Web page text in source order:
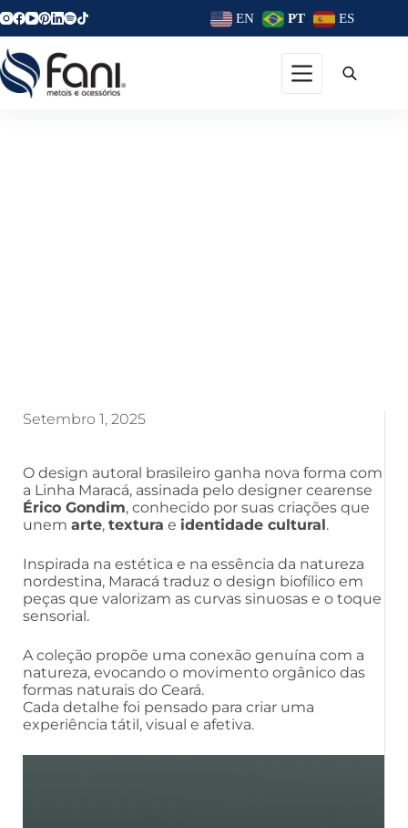
EN PT ES
Setembro 1, 2025
O design autoral brasileiro ganha nova forma com
a Linha Maracá, assinada pelo designer cearense
Érico Gondim, conhecido por suas criações que
unem arte, textura e identidade cultural.
Inspirada na estética e na essência da natureza
nordestina, Maracá traduz o design biofílico em
peças que valorizam as curvas sinuosas e o toque
sensorial.
A coleção propõe uma conexão genuína com a
natureza, evocando o movimento orgânico das
formas naturais do Ceará.
Cada detalhe foi pensado para criar uma
experiência tátil, visual e afetiva.